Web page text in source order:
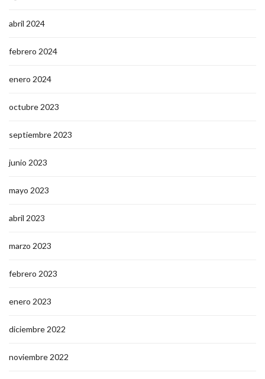
abril 2024
febrero 2024
enero 2024
octubre 2023
septiembre 2023
junio 2023
mayo 2023
abril 2023
marzo 2023
febrero 2023
enero 2023
diciembre 2022
noviembre 2022